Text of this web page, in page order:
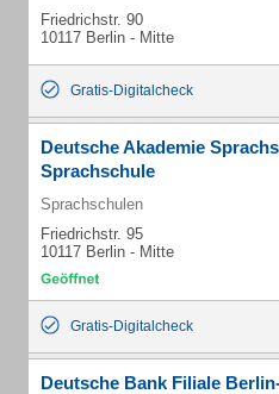
Friedrichstr. 90
10117 Berlin - Mitte
Gratis-Digitalcheck
Deutsche Akademie
Sprachschule
Sprachschulen
Friedrichstr. 95
10117 Berlin - Mitte
Gratis-Digitalcheck
Deutsche Bank Filiale